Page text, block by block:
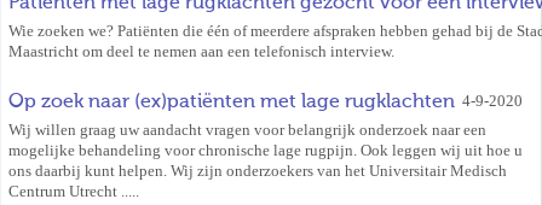
Wie zoeken we? Patiënten die één of meerdere afspraken hebben gehad bij de
Maastricht om deel te nemen aan een telefonisch interview.
Op zoek naar (ex)patiënten met lage rugklachten 4-9-2020
Wij willen graag uw aandacht vragen voor belangrijk onderzoek naar een
mogelijke behandeling voor chronische lage rugpijn. Ook leggen wij uit hoe u
ons daarbij kunt helpen. Wij zijn onderzoekers van het Universitair Medisch
Centrum Utrecht .....